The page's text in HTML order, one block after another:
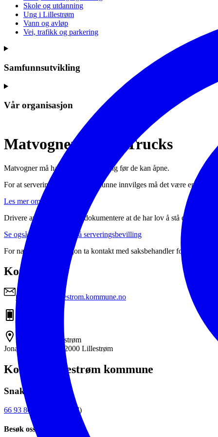
Skole og utdanning
Ung i Lillestrøm
Vann og avløp
Vei, trafikk og parkering
Samfunnsutvikling
Vår organisasjon
Matvogner / Food Trucks
Matvogner må ha serveringsbevilling før de kan åpne.
For at serveringsbevilling skal kunne innvilges må det være en daglig
Les mer om etablererprøven
Drivere av matvogner må dokumentere at de har lov å stå der de
Se også vilkårene for å få serveringsbevilling
For nærmere informasjon ta kontakt med saksbehandler for
Kontakt
tone.wiker@lillestrom.kommune.no
Rådhuset i Lillestrøm
Jonas Lies gate 18, 2000 Lillestrøm
Kontakt Lillestrøm kommune
Snakk med oss
66 93 80 00 (sentralbord)
Besøk oss